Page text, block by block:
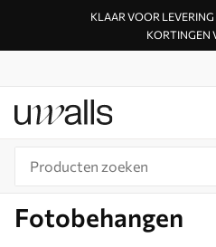
KLAAR VOOR
KORTINGEN
Fotobehangen